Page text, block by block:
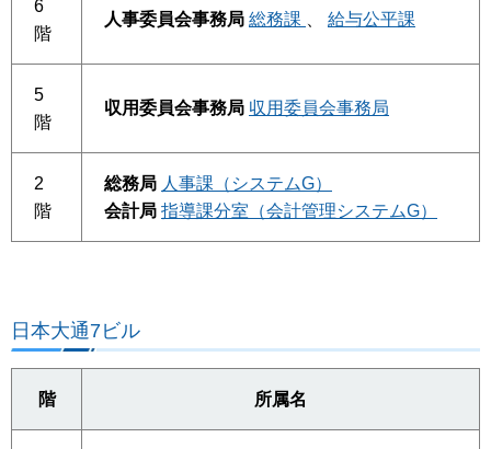
6
階
人事委員会事務局 総務課 、 給与公平課
5
階
収用委員会事務局 収用委員会事務局
2
階
総務局 人事課（システムG）
会計局 指導課分室（会計管理システムG）
日本大通7ビル
階 所属名